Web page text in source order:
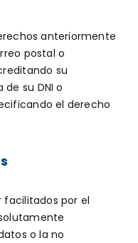
anteriormente
postal o
su
su DNI o
el derecho
facilitados por el
o la no